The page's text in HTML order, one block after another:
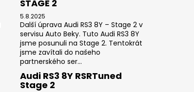
STAGE 2
5.8.2025
Další úprava Audi RS3 8Y – Stage 2 v
servisu Auto Beky. Tuto Audi RS3 8Y
jsme posunuli na Stage 2. Tentokrát
jsme zavítali do našeho
partnerského ser...
Audi RS3 8Y RSRTuned
Stage 2